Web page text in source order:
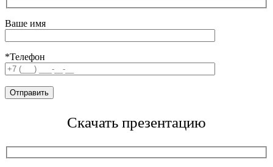
Ваше имя
*Телефон
Скачать презентацию